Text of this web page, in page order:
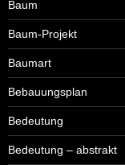
Baum
Baum-Projekt
Baumart
Bebauungsplan
Bedeutung
Bedeutung – abstrakt